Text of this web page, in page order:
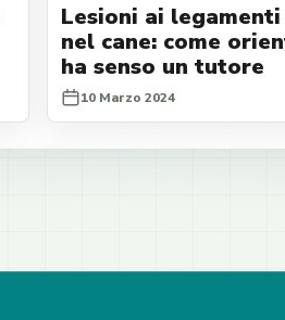
Lesioni ai
nel cane: come
ha senso un tutore
10 Marzo 2024